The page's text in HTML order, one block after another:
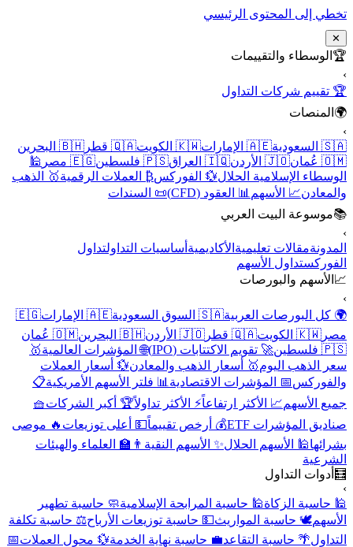
تخطي إلى المحتوى الرئيسي
✕
🏆 الوسطاء والتقييمات
›
🏆 تقييم شركات التداول
🌍 المنصات
›
🇸🇦 السعودية
🇦🇪 الإمارات 🇰🇼 الكويت 🇶🇦 قطر
🇧🇭 البحرين
🇴🇲 عُمان
🇯🇴 الأردن 🇮🇶 العراق 🇵🇸 فلسطين 🇪🇬 مصر
🕌
الوسطاء الإسلامية الحلال💱 الفوركس₿ العملات الرقمية🥇 الذهب
والمعادن📈 الأسهم 📊 العقود (CFD)
📜 السندات
📚موسوعة البيت العربي
›
المدونةمقالات تعليمية الأكاديمية أساسيات التداولتداول
الفوركستداول الأسهم
📈 الأسهم والبورصات
›
🌍 كل البورصات العربية🇸🇦 السوق السعودية 🇦🇪 الإمارات
🇪🇬
مصر 🇰🇼 الكويت 🇶🇦 قطر 🇯🇴 الأردن 🇧🇭 البحرين
🇴🇲 عُمان
🇵🇸 فلسطين
🚀 تقويم الاكتتابات (IPO) 🌐 المؤشرات العالمية🥇
سعر الذهب اليوم🥇 أسعار الذهب والمعادن💱 أسعار العملات
والفوركس📅 المؤشرات الاقتصادية 📊 فلتر الأسهم الأمريكية📋
جميع الأسهم📈 الأكثر ارتفاعاً⚡ الأكثر تداولاً🏆 أكبر الشركات🧺
صناديق المؤشرات ETF
💰 أرخص تقييماً💵 أعلى توزيعات 🔥 موصى
بشرائها🕌 الأسهم الحلال✨ الأسهم النقية 👨‍🏫 العلماء والهيئات
الشرعية
🧮 أدوات التداول
›
🕌 حاسبة الزكاة🕌 حاسبة المرابحة الإسلامية🧼 حاسبة تطهير
الأسهم🕊️ حاسبة المواريث💵 حاسبة توزيعات الأرباح⚖️ حاسبة تكلفة
التداول🌴 حاسبة التقاعد💼 حاسبة نهاية الخدمة💱 محول العملات📅